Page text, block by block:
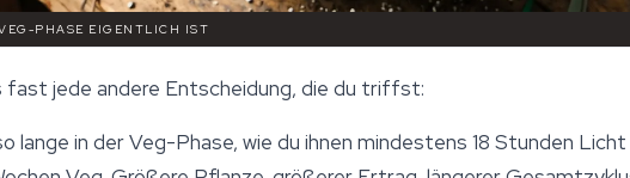
PHASE EIGENTLICH IST
jede andere Entscheidung, die du triffst:
lange in der Veg-Phase, wie du ihnen mindestens 18 Stunden Licht